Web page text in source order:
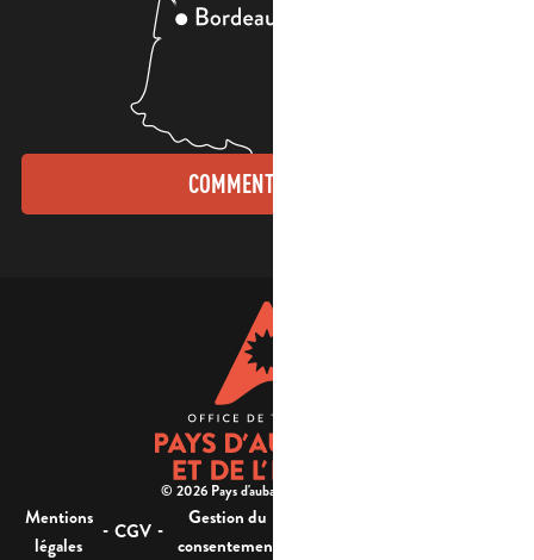
COMMENT VENIR ?
© 2026 Pays d'aubagne et de l'étoile -
Mentions
légales
- CGV -
Gestion du
consentement